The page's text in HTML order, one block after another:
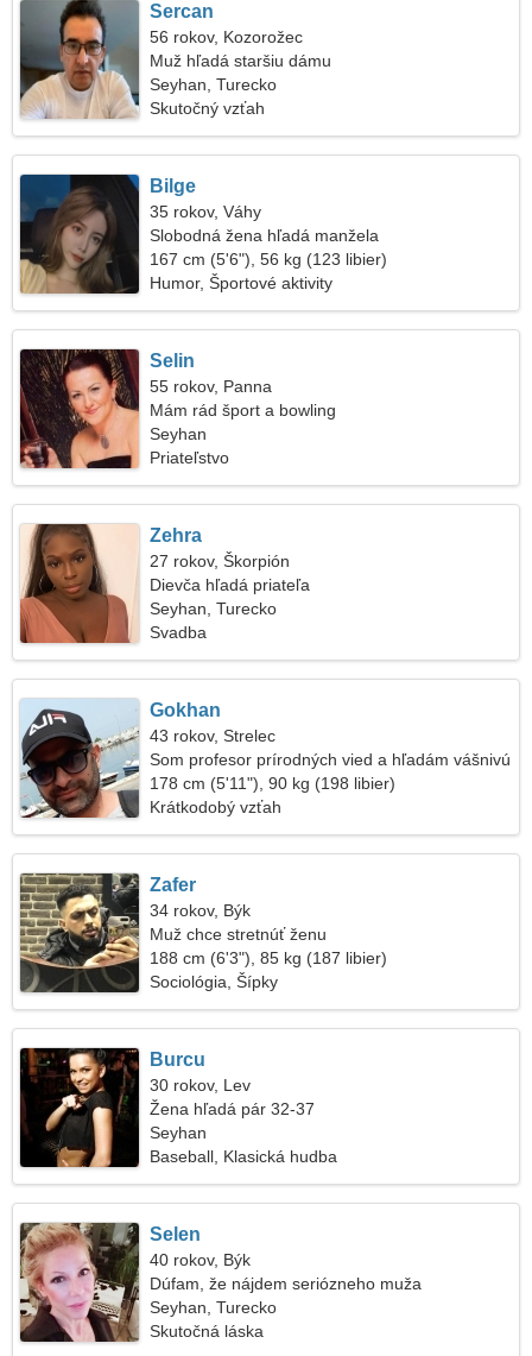
Sercan
56 rokov, Kozorožec
Muž hľadá staršiu dámu
Seyhan, Turecko
Skutočný vzťah
Bilge
35 rokov, Váhy
Slobodná žena hľadá manžela
167 cm (5'6"), 56 kg (123 libier)
Humor, Športové aktivity
Selin
55 rokov, Panna
Mám rád šport a bowling
Seyhan
Priateľstvo
Zehra
27 rokov, Škorpión
Dievča hľadá priateľa
Seyhan, Turecko
Svadba
Gokhan
43 rokov, Strelec
Som profesor prírodných vied a hľadám vášnivú
ženu
178 cm (5'11"), 90 kg (198 libier)
Krátkodobý vzťah
Zafer
34 rokov, Býk
Muž chce stretnúť ženu
188 cm (6'3"), 85 kg (187 libier)
Sociológia, Šípky
Burcu
30 rokov, Lev
Žena hľadá pár 32-37
Seyhan
Baseball, Klasická hudba
Selen
40 rokov, Býk
Dúfam, že nájdem seriózneho muža
Seyhan, Turecko
Skutočná láska